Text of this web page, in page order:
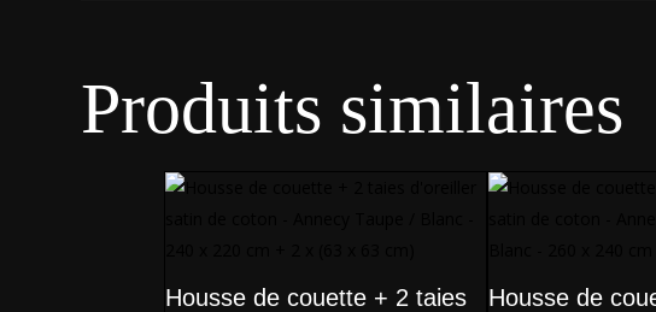
Produits similaires
Housse de couette + 2 taies
Housse de